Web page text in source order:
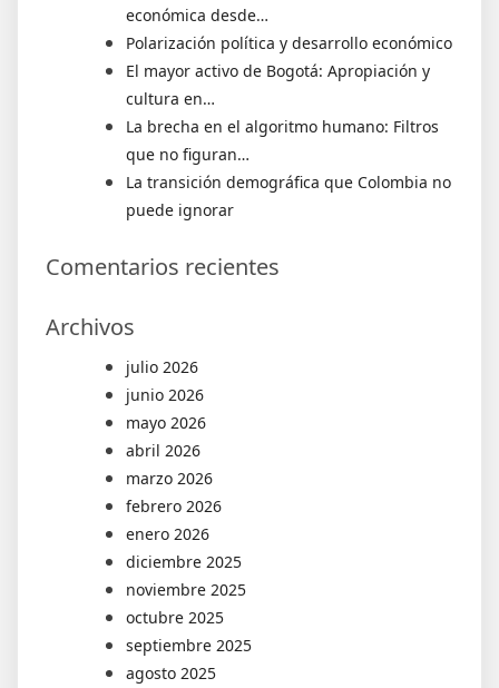
económica desde…
Polarización política y desarrollo económico
El mayor activo de Bogotá: Apropiación y
cultura en…
La brecha en el algoritmo humano: Filtros
que no figuran…
La transición demográfica que Colombia no
puede ignorar
Comentarios recientes
Archivos
julio 2026
junio 2026
mayo 2026
abril 2026
marzo 2026
febrero 2026
enero 2026
diciembre 2025
noviembre 2025
octubre 2025
septiembre 2025
agosto 2025